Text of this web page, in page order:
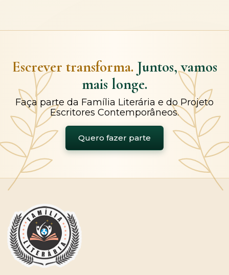
Escrever transforma. Juntos, vamos
mais longe.
Faça parte da Família Literária e do Projeto
Escritores Contemporâneos.
Quero fazer parte